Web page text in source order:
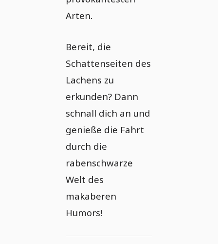
Arten.
Bereit, die
Schattenseiten des
Lachens zu
erkunden? Dann
schnall dich an und
genieße die Fahrt
durch die
rabenschwarze
Welt des
makaberen
Humors!